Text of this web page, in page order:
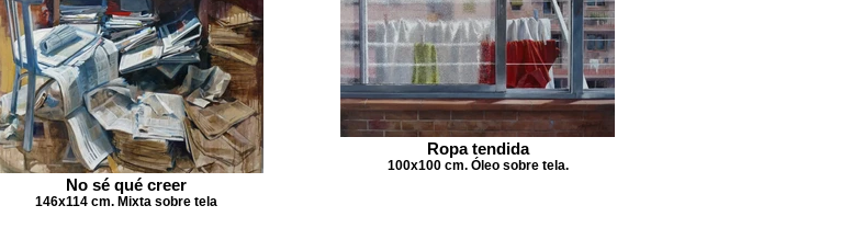
No sé qué creer
146x114 cm. Mixta sobre tela
Ropa tendida
100x100 cm. Óleo sobre tela.